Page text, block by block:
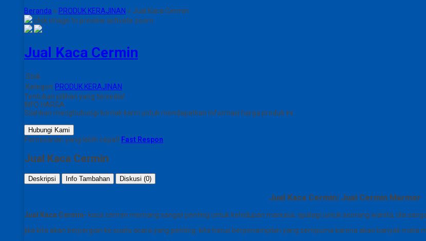
Beranda » PRODUK KERAJINAN » Jual Kaca Cermin
click image to preview activate zoom
Jual Kaca Cermin
Stok
Kategori PRODUK KERAJINAN
Tentukan pilihan yang tersedia!
INFO HARGA
Silahkan menghubungi kontak kami untuk mendapatkan informasi harga produk ini.
Hubungi Kami
Pemesanan yang lebih cepat! Fast Respon
Jual Kaca Cermin
Deskripsi Info Tambahan Diskusi (0)
Jual Kaca Cermin| Jual Cermin Marmer
Jual Kaca Cermin- kaca cermin memang sangat penting untuk kehidupan manusia. apalagi untuk seorang wanita, dia
jika kita akan berpergian ke suatu acara yang penting. kita harus berpenampilan yang sempurna karena akan banyak mata